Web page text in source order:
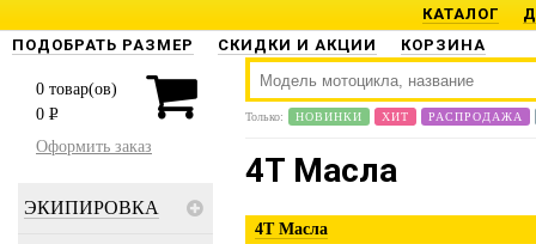
КАТАЛОГ
ПОДОБРАТЬ РАЗМЕР
СКИДКИ И АКЦИИ КОРЗИНА
0 товар(ов)
0 P
Оформить заказ
ЭКИПИРОВКА
Только: НОВИНКИ ХИТ РАСПРОДАЖА
4T Масла
4T Масла